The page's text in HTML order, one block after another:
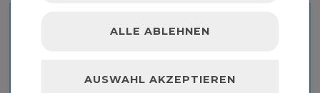
MEMBRAN SICHERHEITSVENTIL 1/2 X 3/4
Download
ALLE ABLEHNEN
AUSWAHL AKZEPTIEREN